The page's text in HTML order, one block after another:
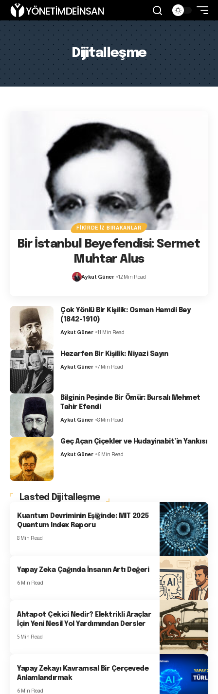
Dijitalleşme
FIKIRDE İZ BIRAKANLAR
Bir İstanbul Beyefendisi: Sermet
Muhtar Alus
Aykut Güner 12 Min Read
Çok Yönlü Bir Kişilik: Osman Hamdi Bey
(1842-1910)
Aykut Güner 11 Min Read
Hezarfen Bir Kişilik: Niyazi Sayın
Aykut Güner 7 Min Read
Bilginin Peşinde Bir Ömür: Bursalı Mehmet
Tahir Efendi
Aykut Güner 8 Min Read
Geç Açan Çiçekler ve Hudayinabit’in Yankısı
Aykut Güner 6 Min Read
Lasted Dijitalleşme
Kuantum Devriminin Eşiğinde: MIT 2025
Quantum Index Raporu
8 Min Read
Yapay Zeka Çağında İnsanın Artı Değeri
6 Min Read
Ahtapot Çekici Nedir? Elektrikli Araçlar
İçin Yeni Nesil Yol Yardımından Dersler
5 Min Read
Yapay Zekayı Kavramsal Bir Çerçevede
Anlamlandırmak
6 Min Read